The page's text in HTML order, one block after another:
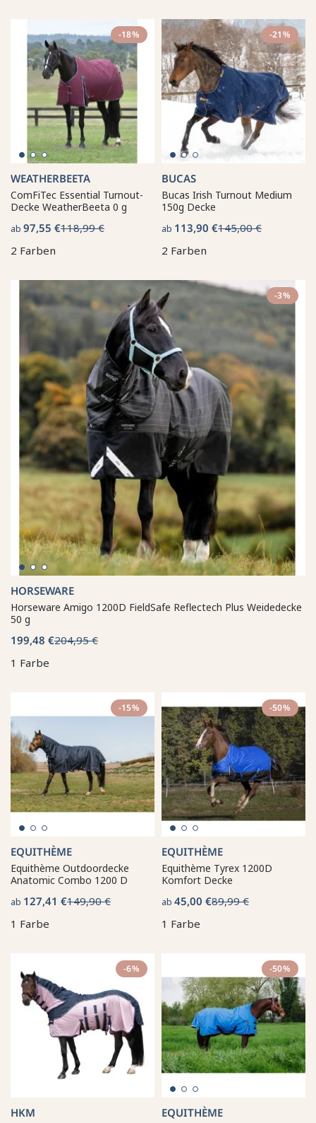
-18%
WEATHERBEETA
ComFiTec Essential Turnout-
Decke WeatherBeeta 0 g
ab 97,55 €118,99 €
2 Farben
-21%
BUCAS
Bucas Irish Turnout Medium
150g Decke
ab 113,90 €145,00 €
2 Farben
-3%
HORSEWARE
Horseware Amigo 1200D FieldSafe Reflectech Plus Weidedecke
50 g
199,48 €204,95 €
1 Farbe
-15%
EQUITHÈME
Equithème Outdoordecke
Anatomic Combo 1200 D
ab 127,41 €149,90 €
1 Farbe
-50%
EQUITHÈME
Equithème Tyrex 1200D
Komfort Decke
ab 45,00 €89,99 €
1 Farbe
-6%
HKM
-50%
EQUITHÈME